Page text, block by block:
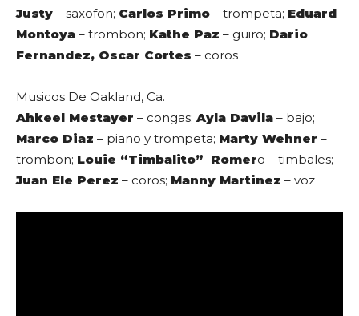
Justy – saxofon; Carlos Primo – trompeta; Eduard
Montoya – trombon; Kathe Paz – guiro; Dario
Fernandez, Oscar Cortes – coros
Musicos De Oakland, Ca.
Ahkeel Mestayer – congas; Ayla Davila – bajo;
Marco Diaz – piano y trompeta; Marty Wehner –
trombon; Louie “Timbalito” Romero – timbales;
Juan Ele Perez – coros; Manny Martinez – voz